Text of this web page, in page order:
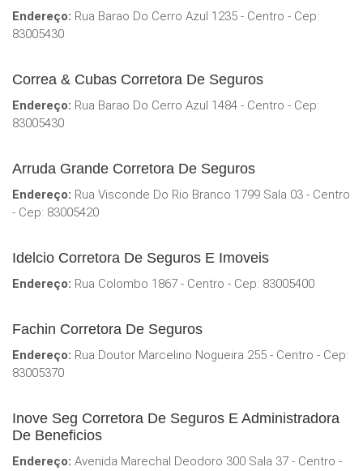
Endereço: Rua Barao Do Cerro Azul 1235 - Centro - Cep:
83005430
Correa & Cubas Corretora De Seguros
Endereço: Rua Barao Do Cerro Azul 1484 - Centro - Cep:
83005430
Arruda Grande Corretora De Seguros
Endereço: Rua Visconde Do Rio Branco 1799 Sala 03 - Centro
- Cep: 83005420
Idelcio Corretora De Seguros E Imoveis
Endereço: Rua Colombo 1867 - Centro - Cep: 83005400
Fachin Corretora De Seguros
Endereço: Rua Doutor Marcelino Nogueira 255 - Centro - Cep:
83005370
Inove Seg Corretora De Seguros E Administradora
De Beneficios
Endereço: Avenida Marechal Deodoro 300 Sala 37 - Centro -